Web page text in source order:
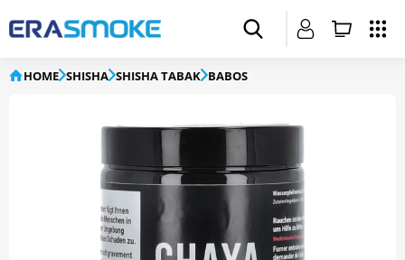
HOME SHISHA SHISHA TABAK BABOS